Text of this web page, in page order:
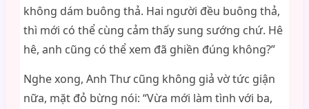
không dám buông thả. Hai người đều buông thả,
thì mới có thể cùng cảm thấy sung sướng chứ. Hê
hê, anh cũng có thể xem đã ghiền đúng không?”
Nghe xong, Anh Thư cũng không giả vờ tức giận
nữa, mặt đỏ bừng nói: “Vừa mới làm tình với ba,